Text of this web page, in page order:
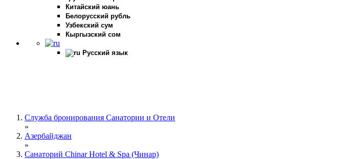
Китайский юань
Белорусский рубль
Узбекский сум
Кыргызский сом
Русский язык
Служба бронирования Санатории и Отели
»
Азербайджан
»
Санаторий Chinar Hotel & Spa (Чинар)